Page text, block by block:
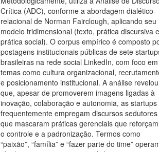
Crítica (ADC), conforme a abordagem dialético-
relacional de Norman Fairclough, aplicando seu
modelo tridimensional (texto, prática discursiva e
prática social). O corpus empírico é composto
postagens institucionais públicas de sete
brasileiras na rede social LinkedIn, com foco em
temas como cultura organizacional,
e posicionamento institucional. A análise revelou
que, apesar de promoverem imagens ligadas à
inovação, colaboração e autonomia, as startups
frequentemente empregam discursos sedutores
que mascaram práticas gerenciais que reforçam
o controle e a padronização. Termos como
“paixão”, “família” e “fazer parte do time”